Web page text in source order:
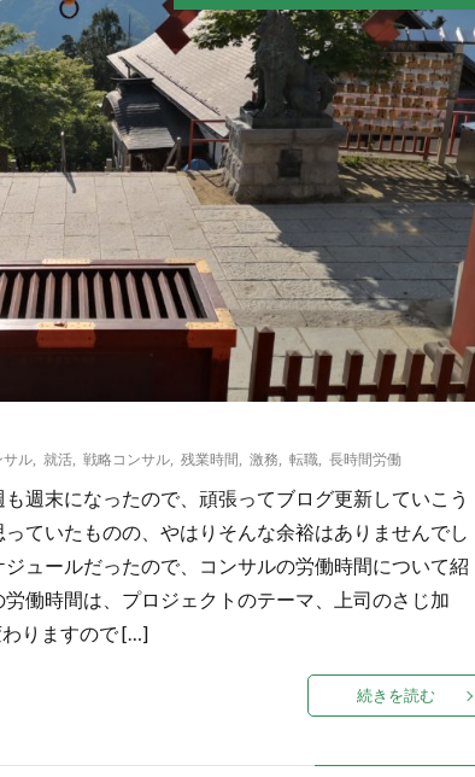
サル 就活 戦略コンサル 残業時間 激務 転職 長時間労働
週末になったので、頑張ってブログ更新していこう
ていたものの、やはりそんな余裕はありませんでし
ュールだったので、コンサルの労働時間について紹
働時間は、プロジェクトのテーマ、上司のさじ加
りますので […]
続きを読む